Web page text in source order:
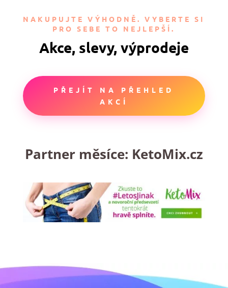
NAKUPUJTE VÝHODNĚ. VYBERTE SI
PRO SEBE TO NEJLEPŠÍ.
Akce, slevy, výprodeje
PŘEJÍT NA PŘEHLED
AKCÍ
Partner měsíce: KetoMix.cz